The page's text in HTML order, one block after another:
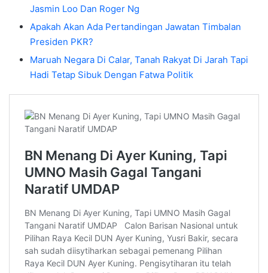
Jasmin Loo Dan Roger Ng
Apakah Akan Ada Pertandingan Jawatan Timbalan
Presiden PKR?
Maruah Negara Di Calar, Tanah Rakyat Di Jarah Tapi
Hadi Tetap Sibuk Dengan Fatwa Politik